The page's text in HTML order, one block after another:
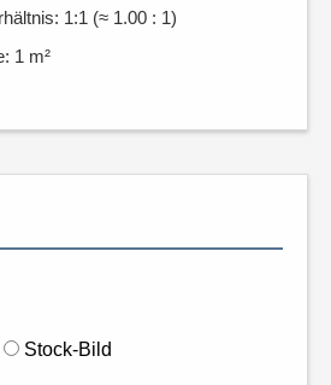
1:1 (≈ 1.00 : 1)
1 m²
Stock-Bild